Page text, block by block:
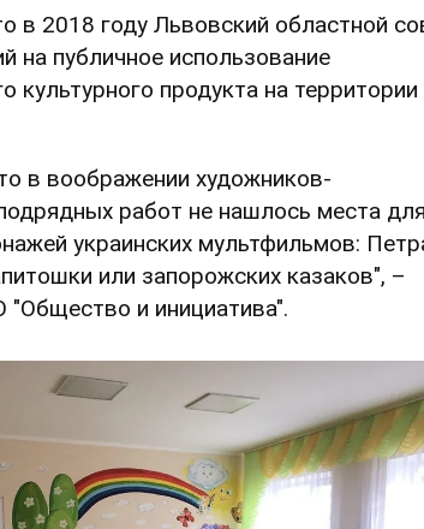
в 2018 году Львовский областной
на публичное использование
культурного продукта на территории
в воображении художников-
работ не нашлось места
украинских мультфильмов:
или запорожских казаков", –
и инициатива".